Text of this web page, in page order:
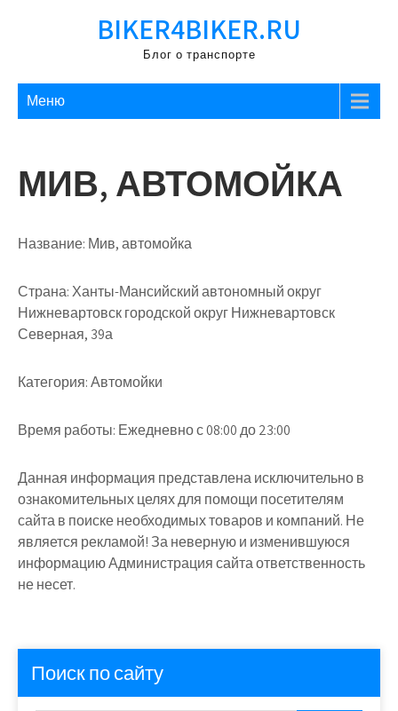
BIKER4BIKER.RU
Блог о транспорте
Меню
МИВ, АВТОМОЙКА
Название: Мив, автомойка
Страна:Ханты-Мансийский автономный округ
Нижневартовск городской округ Нижневартовск
Северная, 39а
Категория:Автомойки
Время работы: Ежедневно с 08:00 до 23:00
Данная информация представлена исключительно в
ознакомительных целях для помощи посетителям
сайта в поиске необходимых товаров и компаний. Не
является рекламой! За неверную и изменившуюся
информацию Администрация сайта ответственность
не несет.
Поиск по сайту